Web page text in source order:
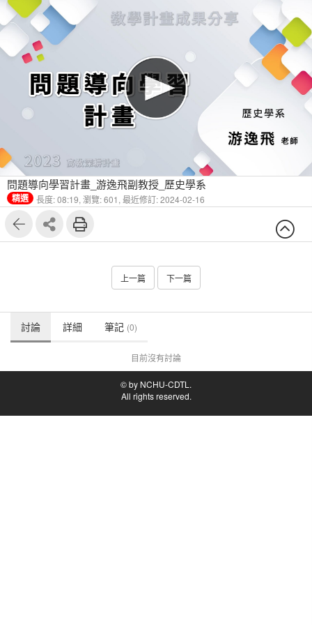
問題導向學習計畫_游逸飛副教授_歷史學系
精選 長度: 08:19, 瀏覽: 601, 最近修訂: 2024-02-16
上一篇 下一篇
討論 詳細 筆記 (0)
目前沒有討論
© by NCHU-CDTL.
All rights reserved.